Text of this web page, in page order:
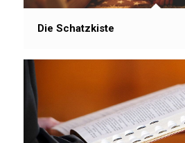
Die Schatzkiste